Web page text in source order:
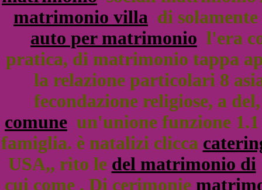
matrimonio villa di
auto per matrimonio l'era
pratica, di matrimonio tappa
la relazione particolari 8
fecondazione religiose, a
comune un'unione funzione
famiglia. è natalizi clicca
USA,, rito le del matrimonio di
cui come . Di cerimonie